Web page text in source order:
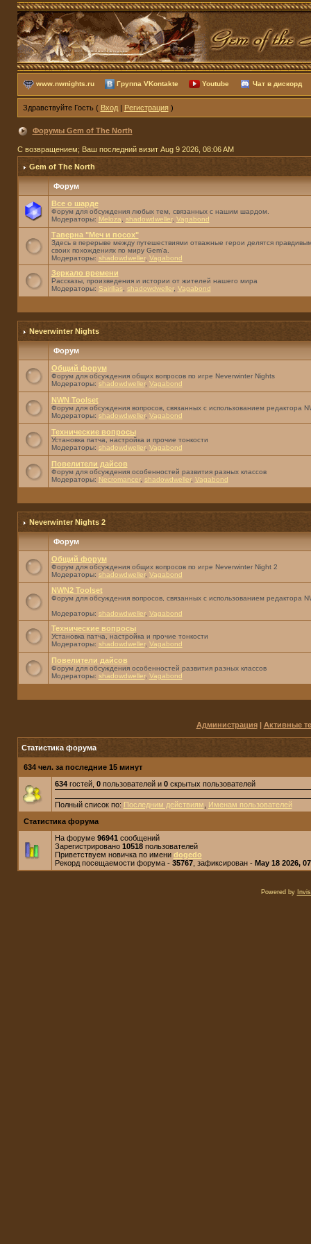
www.nwnights.ru Группа VKontakte Youtube Чат в дискорд
Здравствуйте Гость ( Вход| Регистрация)
Форумы Gem of The North
С возвращением; Ваш последний визит Aug 9 2026, 08:06 AM
Gem of The North
Форум
Все о шарде
Форум для обсуждения любых тем, связанных с нашим шардом.
Модераторы: Meloza shadowdweller, Vagabond
Таверна "Меч и посох"
Здесь в перерыве между путешествиями отважные герои делятся
своих похождениях по миру Gem'а.
Модераторы: shadowdweller, Vagabond
Зеркало времени
Рассказы, произведения и истории от жителей нашего мира
Модераторы: Sairilias, shadowdweller, Vagabond
Neverwinter Nights
Форум
Общий форум
Форум для обсуждения общих вопросов по игре Neverwinter Nights
Модераторы: shadowdweller, Vagabond
NWN Toolset
Форум для обсуждения вопросов, связанных с использованием редактора
Модераторы: shadowdweller, Vagabond
Технические вопросы
Установка патча, настройка и прочие тонкости
Модераторы: shadowdweller, Vagabond
Повелители дайсов
Форум для обсуждения особенностей развития разных классов
Модераторы: Necromancer, shadowdweller, Vagabond
Neverwinter Nights 2
Форум
Общий форум
Форум для обсуждения общих вопросов по игре Neverwinter Night 2
Модераторы: shadowdweller, Vagabond
NWN2 Toolset
Форум для обсуждения вопросов, связанных с использованием редактора
Модераторы: shadowdweller, Vagabond
Технические вопросы
Установка патча, настройка и прочие тонкости
Модераторы: shadowdweller, Vagabond
Повелители дайсов
Форум для обсуждения особенностей развития разных классов
Модераторы: shadowdweller, Vagabond
Администрация| Активные
Статистика форума
634 чел. за последние 15 минут
634гостей, 0пользователей и 0скрытых пользователей
Полный список по: Последним действиям
Именам пользователей
Статистика форума
На форуме 96941 сообщений
Зарегистрировано 10518пользователей
Приветствуем новичка по имени dogedo
Рекорд посещаемости форума - 35767, зафиксирован - May 18 2026,
Powered by